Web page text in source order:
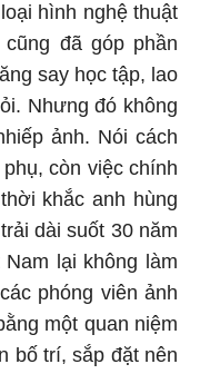
hình nghệ thuật
đã góp phần
say học tập, lao
Nhưng đó không
ảnh. Nói cách
còn việc chính
khắc anh hùng
dài suốt 30 năm
lại không làm
phóng viên ảnh
một quan niệm
bố trí, sắp đặt nên